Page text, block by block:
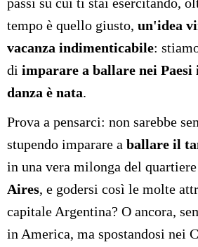
passi su cui ti stai esercitando,
tempo è quello giusto, un'idea
vacanza indimenticabile:
di imparare a ballare nei Paesi
danza è nata.
Prova a pensarci: non sarebbe
stupendo imparare a ballare il
in una vera milonga del
Aires, e godersi così le molte
capitale Argentina? O ancora,
in America, ma spostandosi nei